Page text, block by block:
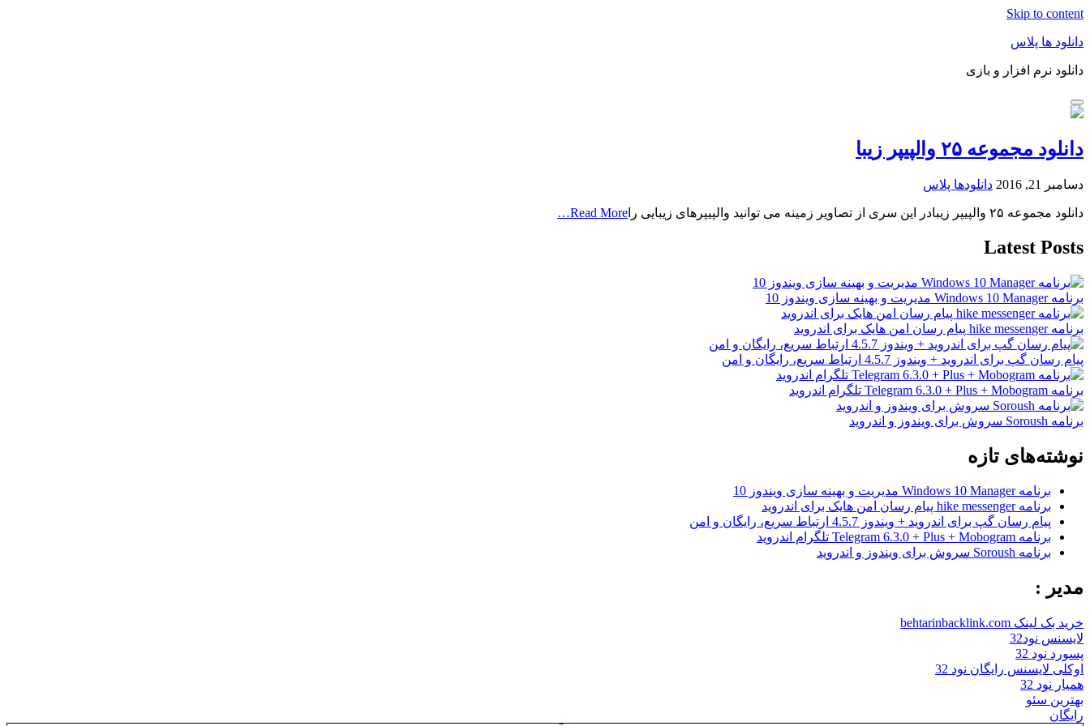
Skip to content
دانلود ها پلاس
دانلود نرم افزار و بازی
دانلود مجموعه ۲۵ والپیپر زیبا
دسامبر 21, 2016 دانلودها پلاس
دانلود مجموعه ۲۵ والپیپر زیبادر این سری از تصاویر زمینه می توانید والپیپرهای زیبایی را Read More…
Latest Posts
برنامه Windows 10 Manager مدیریت و بهینه سازی ویندوز 10
برنامه hike messenger پیام‌ رسان‌ امن هایک برای اندروید
پیام رسان گپ برای اندروید + ویندوز 4.5.7 ارتباط سریع، رایگان و امن
برنامه Telegram 6.3.0 + Plus + Mobogram تلگرام اندروید
برنامه Soroush سروش برای ویندوز و اندروید
نوشته‌های تازه
برنامه Windows 10 Manager مدیریت و بهینه سازی ویندوز 10
برنامه hike messenger پیام‌ رسان‌ امن هایک برای اندروید
پیام رسان گپ برای اندروید + ویندوز 4.5.7 ارتباط سریع، رایگان و امن
برنامه Telegram 6.3.0 + Plus + Mobogram تلگرام اندروید
برنامه Soroush سروش برای ویندوز و اندروید
مدیر :
خرید بک لینک behtarinbacklink.com
لایسنس نود32
پسورد نود 32
اوکلی لایسنس رایگان نود 32
همیار نود 32
بهترین سئو
رایگان